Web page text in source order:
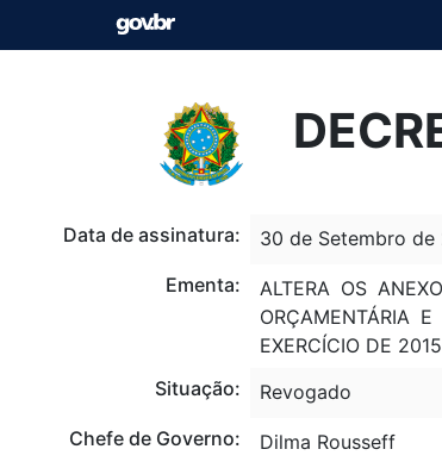
Data de assinatura:
30 de Setembro de
Ementa:
ALTERA OS
ORÇAMENTÁRIA
EXERCÍCIO DE
Situação:
Revogado
Chefe de Governo:
Dilma Rousseff